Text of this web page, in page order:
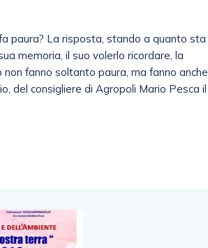
paura? La risposta, stando a quanto sta
memoria, il suo volerlo ricordare, la
fanno soltanto paura, ma fanno anche
del consigliere di Agropoli Mario Pesca il